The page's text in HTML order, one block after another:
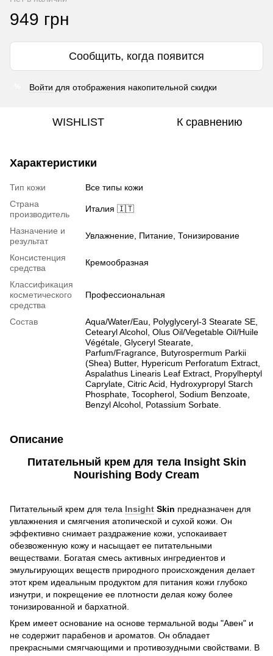
949 грн
Сообщить, когда появится
Войти для отображения накопительной скидки
WISHLIST К сравнению
Характеристики
Тип кожи
Все типы кожи
Страна
производитель
Италия 🇮🇹
Назначение и
результат
Увлажнение, Питание, Тонизирование
Консистенция
средства
Кремообразная
Классификация
косметического
средства
Профессиональная
Состав
Aqua/Water/Eau, Polyglyceryl-3 Stearate SE,
Cetearyl Alcohol, Olus Oil/Vegetable Oil/Huile
Végétale, Glyceryl Stearate,
Parfum/Fragrance, Butyrospermum Parkii
(Shea) Butter, Hypericum Perforatum Extract,
Aspalathus Linearis Leaf Extract, Propylheptyl
Caprylate, Citric Acid, Hydroxypropyl Starch
Phosphate, Tocopherol, Sodium Benzoate,
Benzyl Alcohol, Potassium Sorbate.
Описание
Питательный крем для тела Insight Skin
Nourishing Body Cream
Питательный крем для тела Insight Skin предназначен для
увлажнения и смягчения атопической и сухой кожи. Он
эффективно снимает раздражение кожи, успокаивает
обезвоженную кожу и насыщает ее питательными
веществами. Богатая смесь активных ингредиентов и
эмульгирующих веществ природного происхождения делает
этот крем идеальным продуктом для питания кожи глубоко
изнутри, и покрещение ее плотности делая кожу более
тонизированной и бархатной.
Крем имеет основание на основе термальной воды "Авен" и
не содержит парабенов и ароматов. Он обладает
прекрасными смягчающими и противозудными свойствами. В